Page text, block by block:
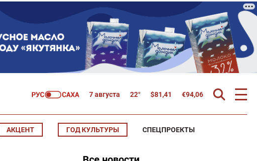
7 августа 22° $81,41 €94,06
АКЦЕНТ ГОД КУЛЬТУРЫ СПЕЦПРОЕКТЫ